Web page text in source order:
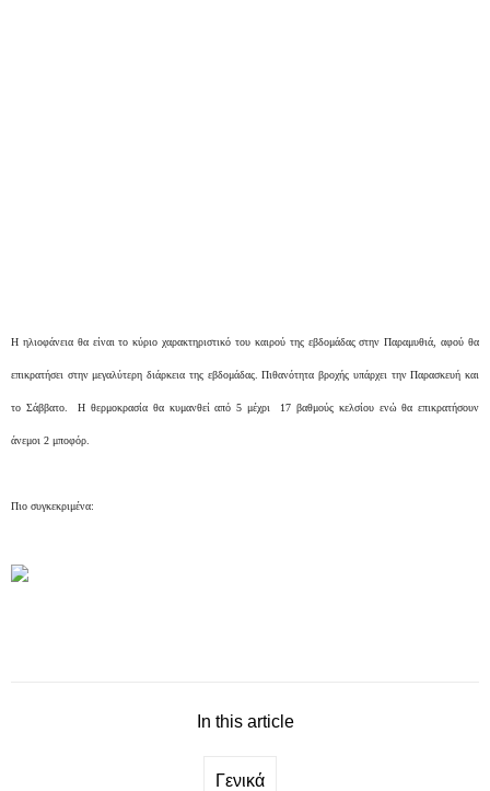
Η ηλιοφάνεια θα είναι το κύριο χαρακτηριστικό του καιρού της εβδομάδας στην Παραμυθιά, αφού θα
επικρατήσει στην μεγαλύτερη διάρκεια της εβδομάδας. Πιθανότητα βροχής υπάρχει την Παρασκευή και
το Σάββατο. Η θερμοκρασία θα κυμανθεί από 5 μέχρι 17 βαθμούς κελσίου ενώ θα επικρατήσουν
άνεμοι 2 μποφόρ.
Πιο συγκεκριμένα:
In this article
Γενικά